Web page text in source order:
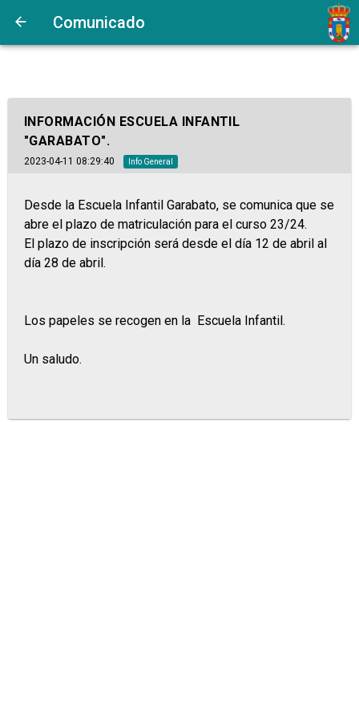
Comunicado
INFORMACIÓN ESCUELA INFANTIL
"GARABATO".
2023-04-11 08:29:40 Info General
Desde la Escuela Infantil Garabato, se comunica que se
abre el plazo de matriculación para el curso 23/24.
El plazo de inscripción será desde el día 12 de abril al
día 28 de abril.
Los papeles se recogen en la Escuela Infantil.
Un saludo.